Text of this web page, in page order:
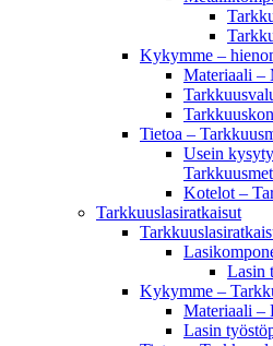
Kykymme –
Materiaali –
Tietoa –
Usein
Kotelot –
Tarkkuuslasiratkaisut
Lasin
Kykymme –
Materiaali –
Lasin